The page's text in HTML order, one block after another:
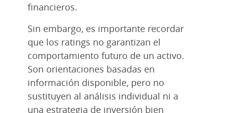
financieros.
Sin embargo, es importante recordar
que los ratings no garantizan el
comportamiento futuro de un activo.
Son orientaciones basadas en
información disponible, pero no
sustituyen al análisis individual ni a
una estrategia de inversión bien